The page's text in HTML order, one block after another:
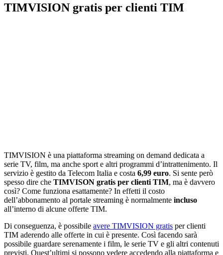
TIMVISION gratis per clienti TIM
TIMVISION è una piattaforma streaming on demand dedicata a
serie TV, film, ma anche sport e altri programmi d’intrattenimento. Il
servizio è gestito da Telecom Italia e costa 6,99 euro. Si sente però
spesso dire che TIMVISON gratis per clienti TIM, ma è davvero
così? Come funziona esattamente? In effetti il costo
dell’abbonamento al portale streaming è normalmente incluso
all’interno di alcune offerte TIM.
Di conseguenza, è possibile avere TIMVISION gratis per clienti
TIM aderendo alle offerte in cui è presente. Così facendo sarà
possibile guardare serenamente i film, le serie TV e gli altri contenuti
previsti. Quest’ultimi si possono vedere accedendo alla piattaforma e